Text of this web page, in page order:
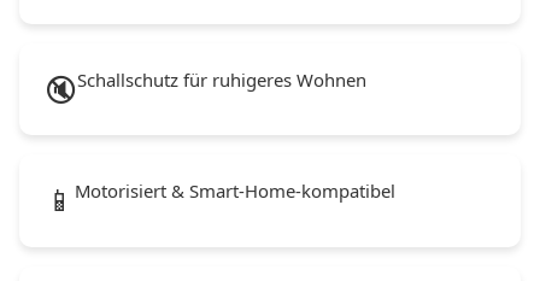
🔇Schallschutz für ruhigeres Wohnen
📱 Motorisiert & Smart-Home-kompatibel